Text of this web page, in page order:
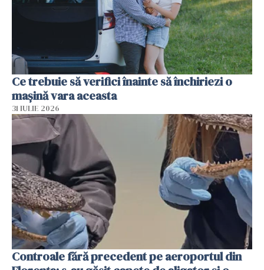
Ce trebuie să verifici înainte să închiriezi o
mașină vara aceasta
31 IULIE 2026
Controale fără precedent pe aeroportul din